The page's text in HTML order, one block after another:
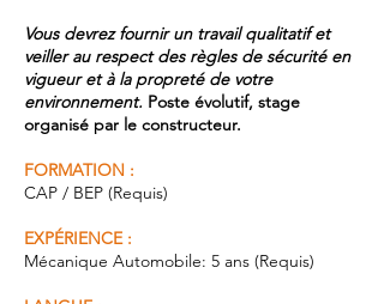
Vous devrez fournir un travail qualitatif et
veiller au respect des règles de sécurité en
vigueur et à la propreté de votre
environnement. Poste évolutif, stage
organisé par le constructeur.
FORMATION :
CAP / BEP (Requis)
EXPÉRIENCE :
Mécanique Automobile: 5 ans (Requis)